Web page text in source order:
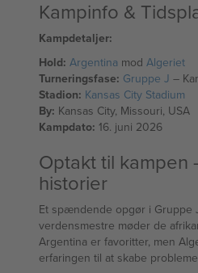
Kampinfo &
Kampdetaljer:
Hold: Argentina mod Algeriet
Turneringsfase: Gruppe J –
Stadion: Kansas City Stadium
By: Kansas City, Missouri, USA
Kampdato: 16. juni 2026
Optakt til kampen
historier
Et spændende opgør i Gruppe
verdensmestre møder de
Argentina er favoritter, men
erfaringen til at skabe